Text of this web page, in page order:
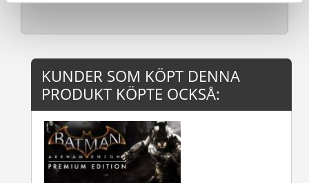
KUNDER SOM KÖPT DENNA
PRODUKT KÖPTE OCKSÅ: